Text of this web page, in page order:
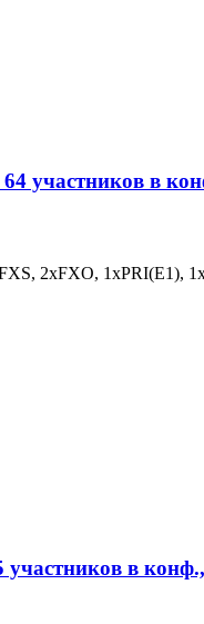
участников в
2xFXO, 1xPRI(E1),
участников в